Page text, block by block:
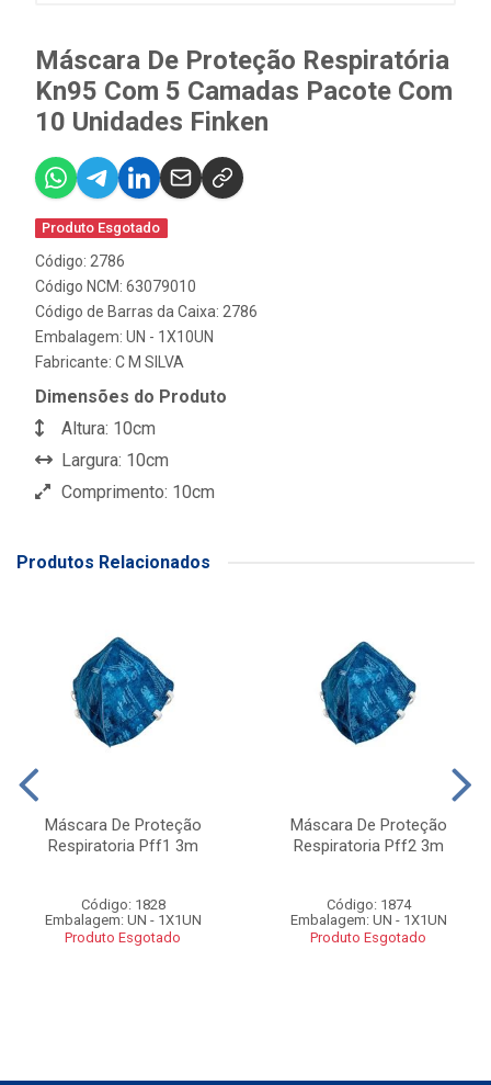
Máscara De Proteção Respiratória
Kn95 Com 5 Camadas Pacote Com
10 Unidades Finken
Produto Esgotado
Código: 2786
Código NCM: 63079010
Código de Barras da Caixa: 2786
Embalagem: UN - 1X10UN
Fabricante: C M SILVA
Dimensões do Produto
Altura: 10cm
Largura: 10cm
Comprimento: 10cm
Produtos Relacionados
Máscara De Proteção
Respiratoria Pff1 3m
Código: 1828
Embalagem: UN - 1X1UN
Produto Esgotado
Máscara De Proteção
Respiratoria Pff2 3m
Código: 1874
Embalagem: UN - 1X1UN
Produto Esgotado